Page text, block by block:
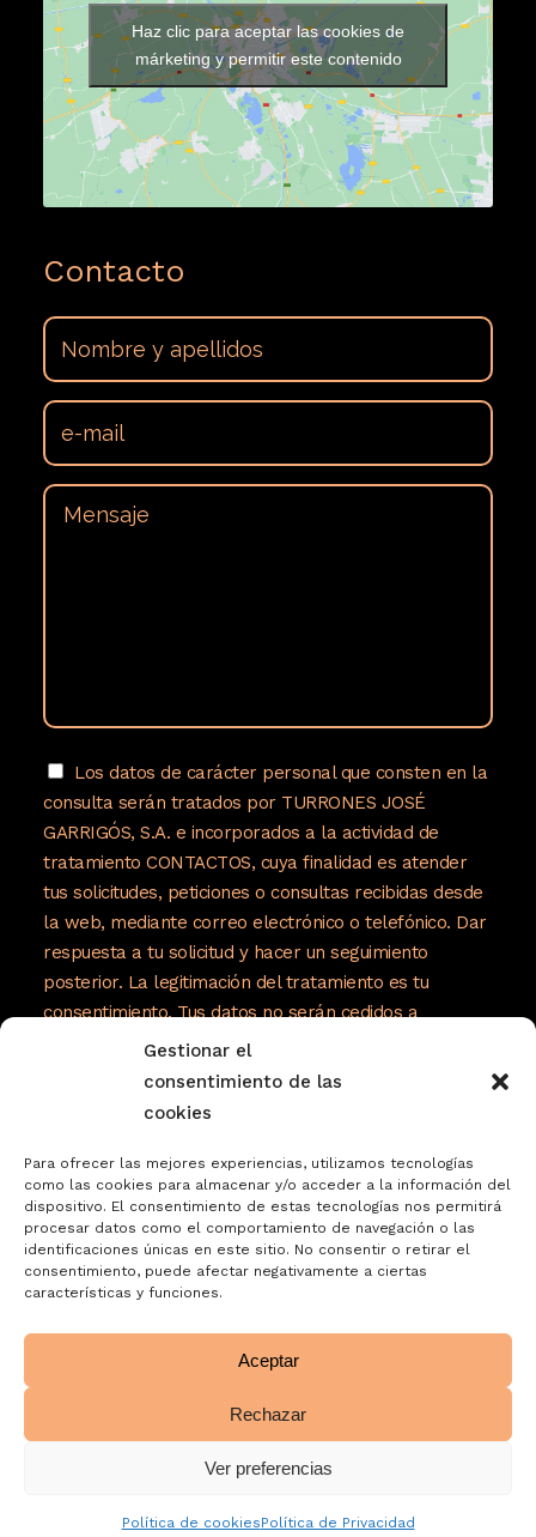
Gestionar el
consentimiento de las
cookies
Para ofrecer las mejores experiencias, utilizamos tecnologías
como las cookies para almacenar y/o acceder a la información del
dispositivo. El consentimiento de estas tecnologías nos permitirá
procesar datos como el comportamiento de navegación o las
identificaciones únicas en este sitio. No consentir o retirar el
consentimiento, puede afectar negativamente a ciertas
características y funciones.
Aceptar
Rechazar
Ver preferencias
Política de cookiesPolítica de Privacidad
International Food Standard garantiza la seguridad alimentaria a
través de un método de evaluación orientado hacia la selección
y calificación de los proveedores que operan en el campo de la
nutrición.
Consejo Regulador de las Indicaciones Geográficas Protegidas
‘Jijona’ y ‘Turrón de Alicante’
Mazapán Fruta…Este turrón es la elección perfecta para
aquellos que desean disfrutar de una combinación de sabores
tradicionales y exóticos en un solo postre. Su equilibrio entre la
dulzura del mazapán y el toque frutal lo convierte en un Turrón
único. El Turrón Mazapán Fruta de Castillo de Jijona rinde
homenaje a la rica tradición española en la fabricación de
turrones, y su elaboración artesanal garantiza una calidad
suprema. Descubre la fusión de mazapán y frutas en cada
porción y déjate seducir por su exquisito sabor en cada
mordisco.
Haz clic para aceptar las cookies de
márketing y permitir este contenido
Contacto
Los datos de carácter personal que consten en la
consulta serán tratados por TURRONES JOSÉ
GARRIGÓS, S.A. e incorporados a la actividad de
tratamiento CONTACTOS, cuya finalidad es atender
tus solicitudes, peticiones o consultas recibidas desde
la web, mediante correo electrónico o telefónico. Dar
respuesta a tu solicitud y hacer un seguimiento
posterior. La legitimación del tratamiento es tu
consentimiento. Tus datos no serán cedidos a
terceros. Tienes derecho a acceder, rectificar y
suprimir tus datos, así como otros derechos como se
explica en nuestra política de privacidad:
jose-garrigos-sa